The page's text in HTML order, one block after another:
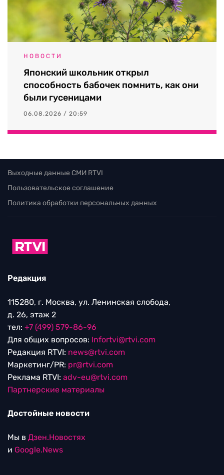
НОВОСТИ
Японский школьник открыл
способность бабочек помнить, как они
были гусеницами
06.08.2026 / 20:59
Выходные данные СМИ RTVI
Пользовательское соглашение
Политика обработки персональных данных
Редакция
115280, г. Москва, ул. Ленинская слобода,
д. 26, этаж 2
тел: +7 (499) 579-86-96
Для общих вопросов: Infortvi@rtvi.com
Редакция RTVI: news@rtvi.com
Маркетинг/PR: pr@rtvi.com
Реклама RTVI: adv-eu@rtvi.com
Партнерские материалы
Достойные новости
Мы в Дзен.Новостях
и Google.News